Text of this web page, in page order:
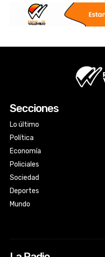
Secciones
Lo último
Política
Economía
Policiales
Sociedad
Deportes
Mundo